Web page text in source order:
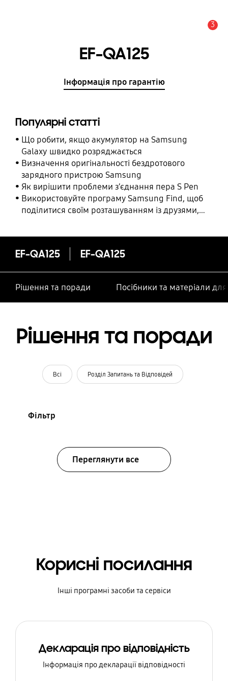
3
EF-QA125
Інформація про гарантію
Популярні статті
Що робити, якщо акумулятор на Samsung
Galaxy швидко розряджається
Визначення оригінальності бездротового
зарядного пристрою Samsung
Як вирішити проблеми з’єднання пера S Pen
Використовуйте програму Samsung Find, щоб
поділитися своїм розташуванням із друзями,
EF-QA125 EF-QA125
Рішення та поради Посібники та матеріали
Рішення та поради
Всі Розділ Запитань та Відповідей
Фільтр
Переглянути все
Корисні посилання
Інші програмні засоби та сервіси
Декларація про відповідність
Інформація про декларації відповідності